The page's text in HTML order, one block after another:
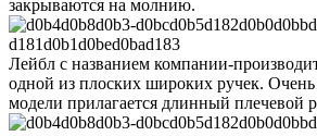
закрываются на молнию.
Лейбл с названием компании-
одной из плоских широких ручек. Очень
модели прилагается длинный плечевой